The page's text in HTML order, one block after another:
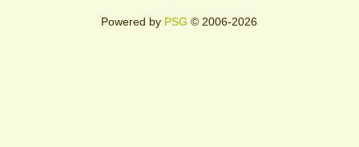
Powered by PSG © 2006-2026